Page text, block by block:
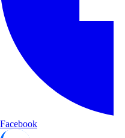
Facebook